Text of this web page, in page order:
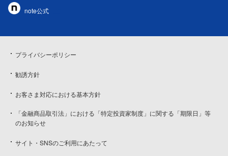
note公式
プライバシーポリシー
勧誘方針
お客さま対応における基本方針
「金融商品取引法」における「特定投資家制度」に関する「期限日」等
のお知らせ
サイト・SNSのご利用にあたって